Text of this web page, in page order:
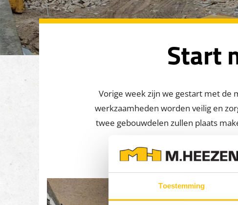
Toestemming
Start
Vorige week zijn we gestart met de
werkzaamheden worden veilig en
twee gebouwdelen zullen plaats